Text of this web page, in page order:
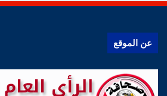
عن الموقع